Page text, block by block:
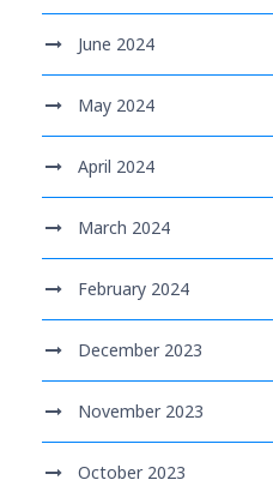
June 2024
May 2024
April 2024
March 2024
February 2024
December 2023
November 2023
October 2023